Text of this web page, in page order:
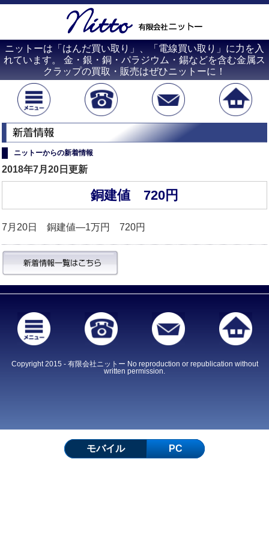
ニットーは「はんだ買い取り」、「電線買い取り」に力を入
れています。 金・銀・銅・パラジウム・錫などを含む金属ス
クラップの買取・販売はぜひニットーに！
ニットーからの新着情報
2018年7月20日更新
銅建値 720円
7月20日 銅建値―1万円 720円
Copyright 2015 - 有限会社ニットー No reproduction or republication without
written permission.
モバイル PC